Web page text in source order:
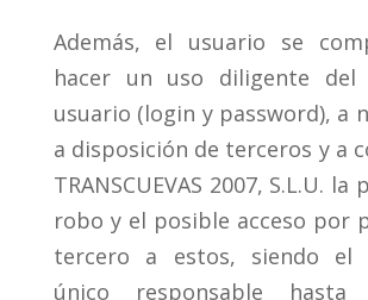
Además, el usuario se
hacer un uso diligente del
usuario (login y password), a
a disposición de terceros y a
TRANSCUEVAS 2007, S.L.U.
robo y el posible acceso por
tercero a estos, siendo el
único responsable